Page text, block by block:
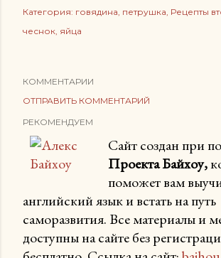
Категория: говядина петрушка Рецепты
чеснок яйца
КОММЕНТАРИИ
ОТПРАВИТЬ КОММЕНТАРИЙ
РЕКОМЕНДУЕМ
Сайт создан при
Проекта Байхоу,
поможет вам
английский язык и встать на путь
саморазвития. Все материалы и
доступны на сайте без